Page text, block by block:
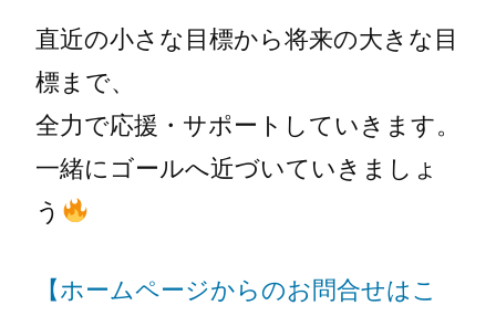
直近の小さな目標から将来の大きな目
標まで、
全力で応援・サポートしていきます。
一緒にゴールへ近づいていきましょ
う
【ホームページからのお問合せはこ